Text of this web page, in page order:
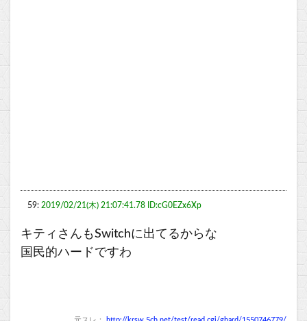
59: 2019/02/21(木) 21:07:41.78 ID:cG0EZx6Xp
キティさんもSwitchに出てるからな
国民的ハードですわ